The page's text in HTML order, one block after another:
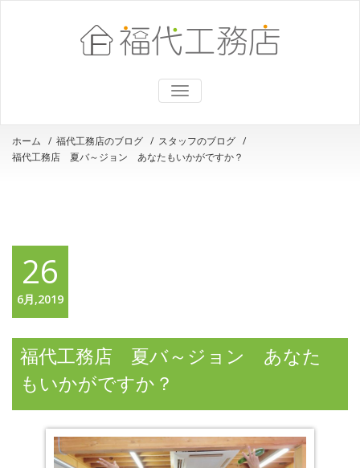
ナ
ビ
シ
ョ
ホーム / 福代工務店のブログ / スタッフのブログ /
福代工務店 夏バ～ジョン あなたもいかがですか？
26
6月,2019
福代工務店 夏バ～ジョン あなた
もいかがですか？